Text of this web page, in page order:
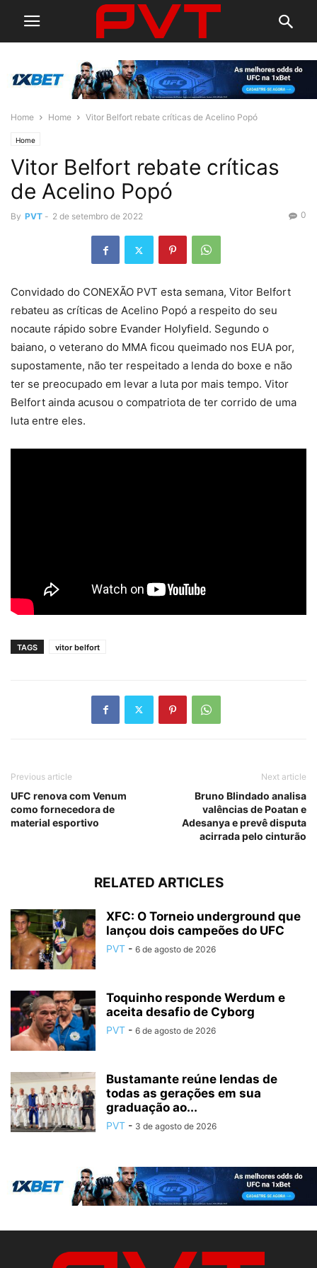
Home Home Vitor Belfort rebate críticas de Acelino Popó
Home
Vitor Belfort rebate críticas
de Acelino Popó
By PVT - 2 de setembro de 2022 0
Convidado do CONEXÃO PVT esta semana, Vitor Belfort
rebateu as críticas de Acelino Popó a respeito do seu
nocaute rápido sobre Evander Holyfield. Segundo o
baiano, o veterano do MMA ficou queimado nos EUA por,
supostamente, não ter respeitado a lenda do boxe e não
ter se preocupado em levar a luta por mais tempo. Vitor
Belfort ainda acusou o compatriota de ter corrido de uma
luta entre eles.
TAGS vitor belfort
Previous article
UFC renova com Venum
como fornecedora de
material esportivo
Next article
Bruno Blindado analisa
valências de Poatan e
Adesanya e prevê disputa
acirrada pelo cinturão
RELATED ARTICLES
XFC: O Torneio underground que
lançou dois campeões do UFC
PVT - 6 de agosto de 2026
Toquinho responde Werdum e
aceita desafio de Cyborg
PVT - 6 de agosto de 2026
Bustamante reúne lendas de
todas as gerações em sua
graduação ao...
PVT - 3 de agosto de 2026